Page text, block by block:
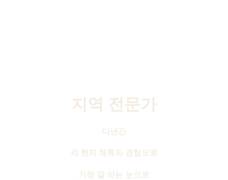
지역 전문가
다년간
각 현지 체류와 경험으로
가장 잘 아는 눈으로